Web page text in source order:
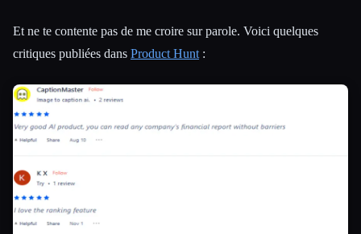
Et ne te contente pas de me croire sur parole. Voici quelques
critiques publiées dans Product Hunt: